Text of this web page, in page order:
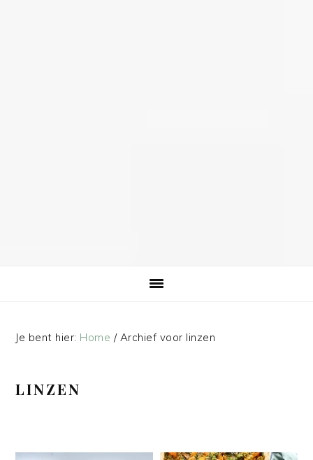
Je bent hier: Home /Archief voor linzen
LINZEN